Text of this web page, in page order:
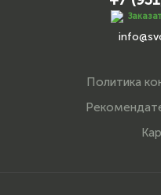
Политика